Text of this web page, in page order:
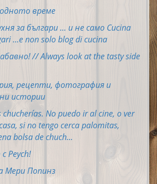
време
за българи ... и не само Cucina
...e non solo blog di cucina
// Always look at the tasty side
рецепти, фотография и
истории
No puedo ir al cine, o ver
si no tengo cerca palomitas,
bolsa de chuch...
Peych!
Мери Попинз